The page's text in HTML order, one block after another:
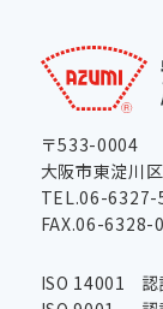
〒533-0004
大阪市東淀川
TEL.06-
FAX.06-6328-
ISO 14001